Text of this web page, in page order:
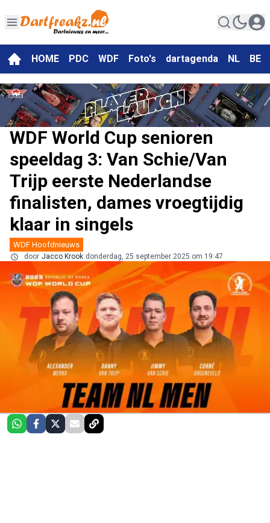
HOME PDC WDF Foto's dartagenda NL BE
WDF World Cup senioren
speeldag 3: Van Schie/Van
Trijp eerste Nederlandse
finalisten, dames vroegtijdig
klaar in singels
WDF Hoofdnieuws
door Jacco Krook donderdag, 25 september 2025 om 19:47